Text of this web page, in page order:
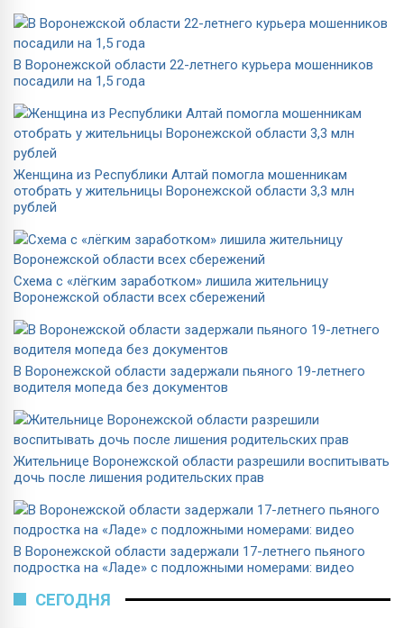
В Воронежской области 22-летнего курьера мошенников
посадили на 1,5 года
Женщина из Республики Алтай помогла мошенникам
отобрать у жительницы Воронежской области 3,3 млн
рублей
Схема с «лёгким заработком» лишила жительницу
Воронежской области всех сбережений
В Воронежской области задержали пьяного 19-летнего
водителя мопеда без документов
Жительнице Воронежской области разрешили воспитывать
дочь после лишения родительских прав
В Воронежской области задержали 17-летнего пьяного
подростка на «Ладе» с подложными номерами: видео
СЕГОДНЯ